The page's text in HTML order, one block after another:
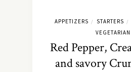
APPETIZERS / STARTERS /
VEGETARIAN
Red Pepper,
and savory